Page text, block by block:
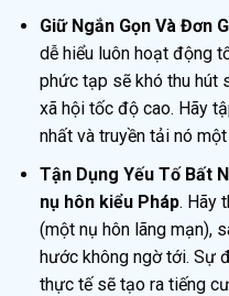
Giữ Ngắn Gọn Và Đơn
dễ hiểu luôn hoạt động
phức tạp sẽ khó thu hút
xã hội tốc độ cao. Hãy
nhất và truyền tải nó
Tận Dụng Yếu Tố Bất
nụ hôn kiểu Pháp. Hãy
(một nụ hôn lãng mạn),
hước không ngờ tới. Sự
thực tế sẽ tạo ra tiếng